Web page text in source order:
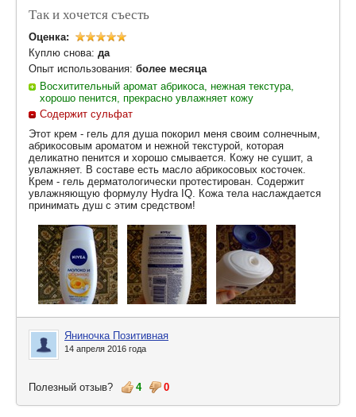
Так и хочется съесть
Оценка:
Куплю снова: да
Опыт использования: более месяца
Восхитительный аромат абрикоса, нежная текстура,
хорошо пенится, прекрасно увлажняет кожу
Содержит сульфат
Этот крем - гель для душа покорил меня своим солнечным,
абрикосовым ароматом и нежной текстурой, которая
деликатно пенится и хорошо смывается. Кожу не сушит, а
увлажняет. В составе есть масло абрикосовых косточек.
Крем - гель дерматологически протестирован. Содержит
увлажняющую формулу Hydra IQ. Кожа тела наслаждается
принимать душ с этим средством!
Яниночка Позитивная
14 апреля 2016 года
Полезный отзыв? 4 0